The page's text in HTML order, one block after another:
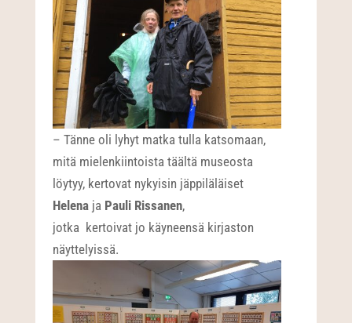
– Tänne oli lyhyt matka tulla katsomaan,
mitä mielenkiintoista täältä museosta
löytyy, kertovat nykyisin jäppiläläiset
Helena ja Pauli Rissanen,
jotka kertoivat jo käyneensä kirjaston
näyttelyissä.